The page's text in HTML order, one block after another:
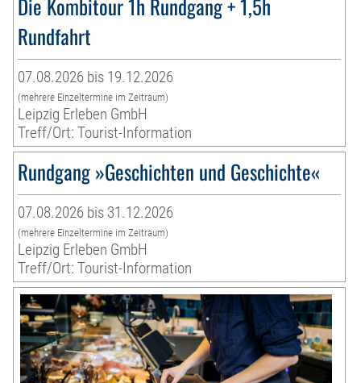
Die Kombitour 1h Rundgang + 1,5h
Rundfahrt
07.08.2026 bis 19.12.2026
(mehrere Einzeltermine im Zeitraum)
Leipzig Erleben GmbH
Treff/Ort: Tourist-Information
Rundgang »Geschichten und Geschichte«
07.08.2026 bis 31.12.2026
(mehrere Einzeltermine im Zeitraum)
Leipzig Erleben GmbH
Treff/Ort: Tourist-Information